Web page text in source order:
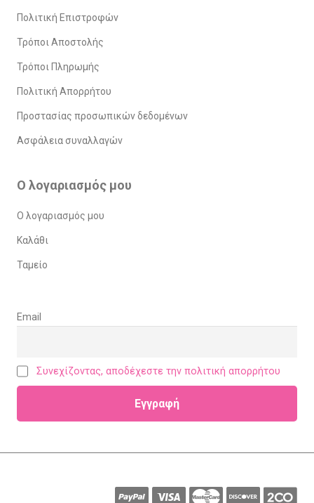
Πολιτική Επιστροφών
Τρόποι Αποστολής
Τρόποι Πληρωμής
Πολιτική Απορρήτου
Προστασίας προσωπικών δεδομένων
Ασφάλεια συναλλαγών
Ο λογαριασμός μου
Ο λογαριασμός μου
Καλάθι
Ταμείο
Email
Συνεχίζοντας, αποδέχεστε την πολιτική απορρήτου